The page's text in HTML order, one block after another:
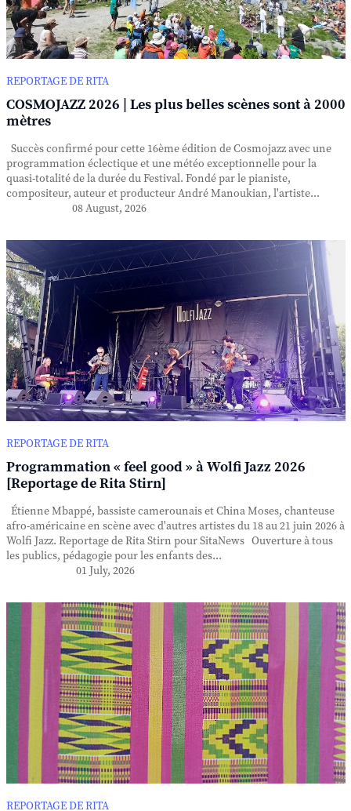
REPORTAGE DE RITA
COSMOJAZZ 2026 | Les plus belles scènes sont à 2000
mètres
Succès confirmé pour cette 16ème édition de Cosmojazz avec une
programmation éclectique et une météo exceptionnelle pour la
quasi-totalité de la durée du Festival. Fondé par le pianiste,
compositeur, auteur et producteur André Manoukian, l'artiste...
08 August, 2026
REPORTAGE DE RITA
Programmation « feel good » à Wolfi Jazz 2026
[Reportage de Rita Stirn]
Étienne Mbappé, bassiste camerounais et China Moses, chanteuse
afro-américaine en scène avec d'autres artistes du 18 au 21 juin 2026 à
Wolfi Jazz. Reportage de Rita Stirn pour SitaNews Ouverture à tous
les publics, pédagogie pour les enfants des...
01 July, 2026
REPORTAGE DE RITA